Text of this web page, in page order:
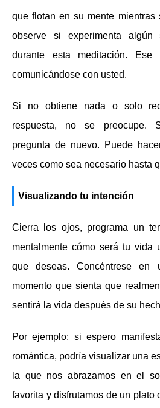
que flotan en su mente mientras
observe si experimenta
durante esta meditación.
comunicándose con usted.
Si no obtiene nada o solo
respuesta, no se preocupe.
pregunta de nuevo. Puede
veces como sea necesario hasta
Visualizando tu intención
Cierra los ojos, programa un
mentalmente cómo será tu vida
que deseas. Concéntrese en
momento que sienta que
sentirá la vida después de su
Por ejemplo: si espero
romántica, podría visualizar una
la que nos abrazamos en el
favorita y disfrutamos de un plato